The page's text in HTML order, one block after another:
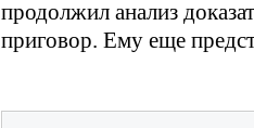
продолжил анализ
приговор. Ему еще